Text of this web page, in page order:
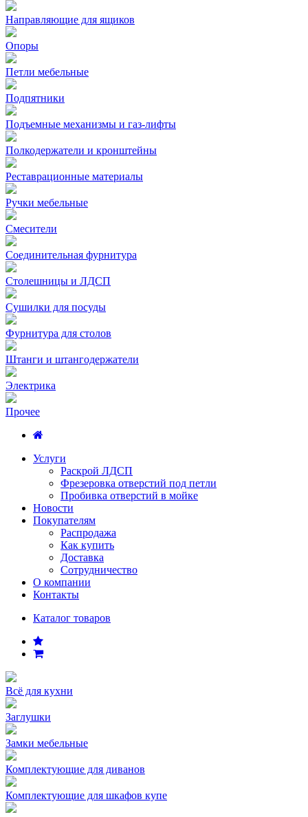
Направляющие для ящиков
Опоры
Петли мебельные
Подпятники
Подъемные механизмы и газ-лифты
Полкодержатели и кронштейны
Реставрационные материалы
Ручки мебельные
Смесители
Соединительная фурнитура
Столешницы и ЛДСП
Сушилки для посуды
Фурнитура для столов
Штанги и штангодержатели
Электрика
Прочее
Услуги
Раскрой ЛДСП
Фрезеровка отверстий под петли
Пробивка отверстий в мойке
Новости
Покупателям
Распродажа
Как купить
Доставка
Сотрудничество
О компании
Контакты
Каталог товаров
Всё для кухни
Заглушки
Замки мебельные
Комплектующие для диванов
Комплектующие для шкафов купе